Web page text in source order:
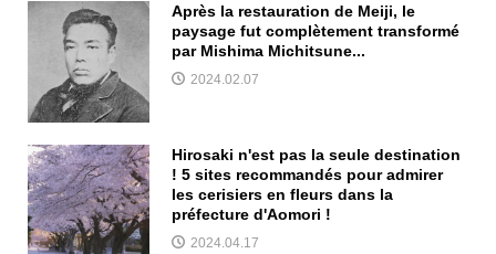
Après la restauration de Meiji, le
paysage fut complètement transformé
par Mishima Michitsune...
2024.02.07
Hirosaki n'est pas la seule destination
! 5 sites recommandés pour admirer
les cerisiers en fleurs dans la
préfecture d'Aomori !
2024.04.17